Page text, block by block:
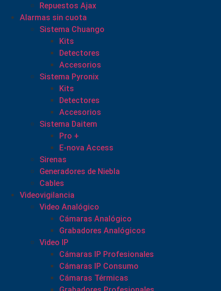
Repuestos Ajax
Alarmas sin cuota
Sistema Chuango
Kits
Detectores
Accesorios
Sistema Pyronix
Kits
Detectores
Accesorios
Sistema Daitem
Pro +
E-nova Access
Sirenas
Generadores de Niebla
Cables
Videovigilancia
Video Analógico
Cámaras Analógico
Grabadores Analógicos
Video IP
Cámaras IP Profesionales
Cámaras IP Consumo
Cámaras Térmicas